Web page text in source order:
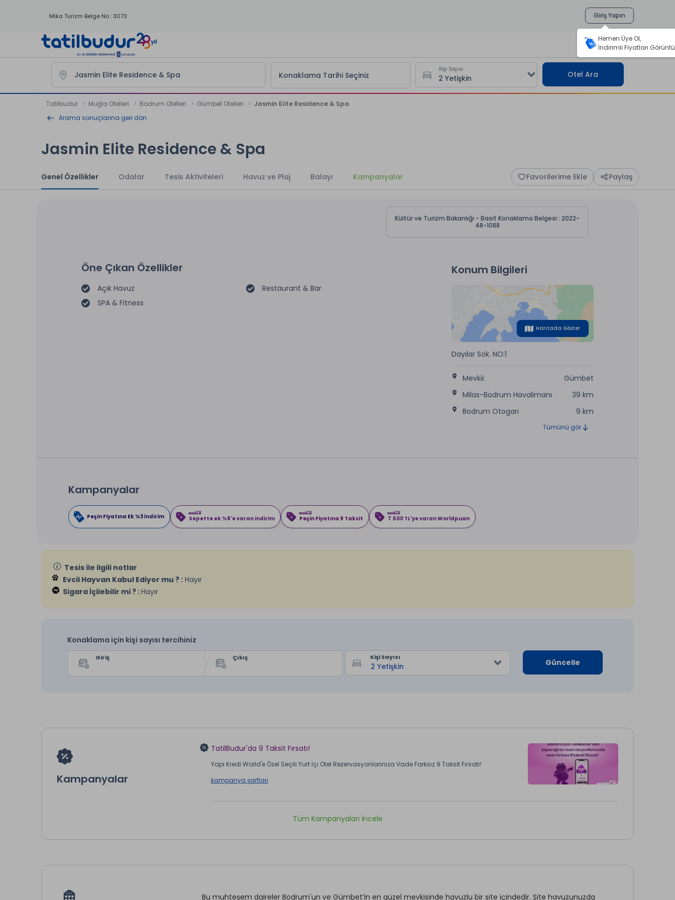
Mika Turizm Belge No : 3073 Giriş Yapın
Konaklama Tarihi Seçiniz
Kişi Sayısı
Otel Ara
Tatilbudur Muğla Otelleri Bodrum Otelleri Gümbet Otelleri
Jasmin Elite Residence & Spa
Arama sonuçlarına geri dön
Jasmin Elite Residence & Spa
Genel Özellikler Odalar Tesis Aktiviteleri Havuz ve Plaj Balayı Kampanyalar Favorilerime Ekle Paylaş
Kültür ve Turizm Bakanlığı - Basit Konaklama Belgesi : 2022-
48-1088
Öne Çıkan Özellikler
Açık Havuz
Restaurant & Bar
SPA & Fitness
Konum Bilgileri
Haritada Göster
Dayılar Sok. NO:1
Mevkii:
Gümbet
Milas-Bodrum Havalimanı
39 km
Bodrum Otogarı
9 km
Tümünü gör
Kampanyalar
Peşin Fiyatına Ek %3 İndirim Sepette ek %8'e varan indirim Peşin Fiyatına 9 Taksit 7.500 TL'ye varan Worldpuan
Tesis ile ilgili notlar
Evcil Hayvan Kabul Ediyor mu ? : Hayır
Sigara İçilebilir mi ? :Hayır
Konaklama için kişi sayısı tercihiniz
Giriş Çıkış Kişi Sayısı
Güncelle
Kampanyalar
TatilBudur'da 9 Taksit Fırsatı!
Yapı Kredi World'e Özel Seçili Yurt İçi Otel Rezervasyonlarınıza Vade Farksız 9 Taksit Fırsatı!
kampanya şartları
Tüm Kampanyaları İncele
Bu muhteşem daireler Bodrum'un ve Gümbet’in en güzel mevkisinde havuzlu bir site içindedir. Site havuzunuzda
Hemen Üye Ol,
İndirimli Fiyatları